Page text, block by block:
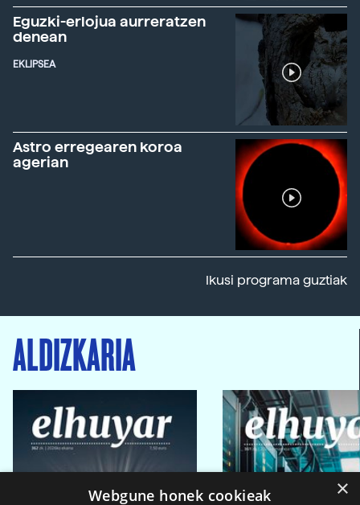
Eguzki-erlojua aurreratzen
denean
EKLIPSEA
Astro erregearen koroa
agerian
Ikusi programa guztiak
ALDIZKARIA
×
Webgune honek cookieak